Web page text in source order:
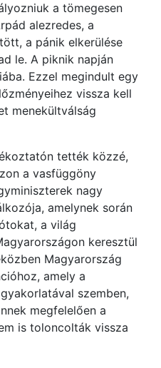
a tömegesen
alezredes, a
a pánik elkerülése
le. A piknik napján
Ezzel megindult egy
vissza kell
menekültválság
tették közzé,
a vasfüggöny
nagy
amelynek során
a világ
keresztül
Magyarország
amely a
szemben,
megfelelően a
is toloncolták vissza